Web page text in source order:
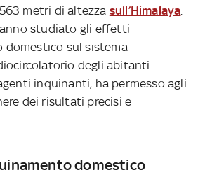
metri di altezza sull’Himalaya
studiato gli effetti
domestico sul sistema
degli abitanti.
inquinanti, ha permesso agli
dei risultati precisi e
domestico